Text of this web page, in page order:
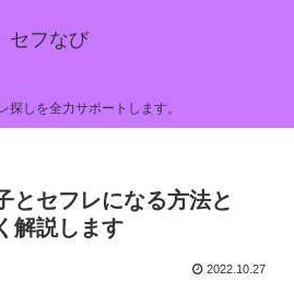
セフなび
探しを全力サポートします。
とセフレになる方法と
解説します
2022.10.27